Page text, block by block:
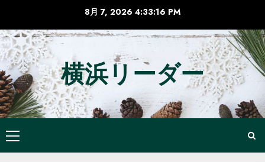
テ
ン
ツ
へ
ス
キ
プ
8月 7, 20264:33:17 PM
横浜リーダー
メ
イ